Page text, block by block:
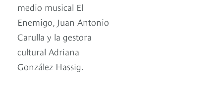
medio musical El
Enemigo, Juan Antonio
Carulla y la gestora
cultural Adriana
González Hassig.